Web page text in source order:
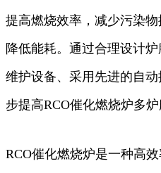
提高燃烧效率，减少污染
降低能耗。通过合理设计
维护设备、采用先进的自
步提高RCO催化燃烧炉多炉
RCO催化燃烧炉是一种高